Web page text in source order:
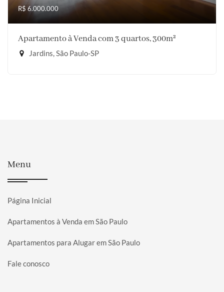
R$ 6.000.000
Apartamento à Venda com 3 quartos, 300m²
Jardins, São Paulo-SP
Menu
Página Inicial
Apartamentos à Venda em São Paulo
Apartamentos para Alugar em São Paulo
Fale conosco